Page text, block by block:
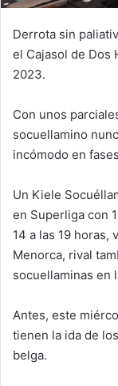
Derrota sin
el Cajasol de Dos
2023.
Con unos
socuellamino
incómodo en
Un Kiele
en Superliga con
14 a las 19 horas,
Menorca, rival
socuellaminas en
Antes, este
tienen la ida de
belga.